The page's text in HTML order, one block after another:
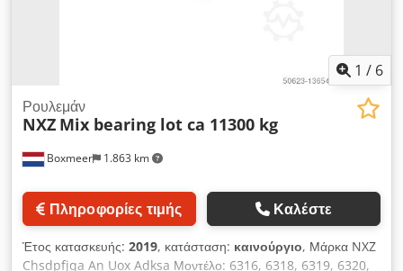
1 / 6
Boxmeer 1.863 km
Ρουλεμάν
NXZ Mix bearing lot ca 11300 kg
Πληροφορίες τιμής Καλέστε
Έτος κατασκευής: 2019, κατάσταση: καινούργιο, Μάρκα NXZ
Chsdpfjqa An Uox Adksa Μοντέλο: 6316, 6318, 6319, 6320,